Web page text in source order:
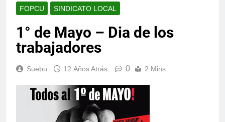
FOPCU SINDICATO LOCAL
1° de Mayo – Dia de los
trabajadores
Suebu 12 Años Atrás 0 2 Mins